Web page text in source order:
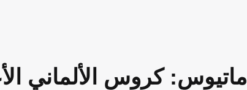
ماتيوس: كروس الألماني